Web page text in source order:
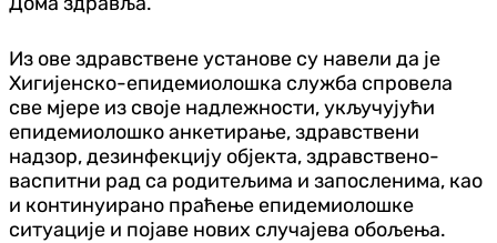
Из ове здравствене установе су навели да је
Хигијенско-епидемиолошка служба спровела
све мјере из своје надлежности, укључујући
епидемиолошко анкетирање, здравствени
надзор, дезинфекцију објекта, здравствено-
васпитни рад са родитељима и запосленима, као
и континуирано праћење епидемиолошке
ситуације и појаве нових случајева обољења.